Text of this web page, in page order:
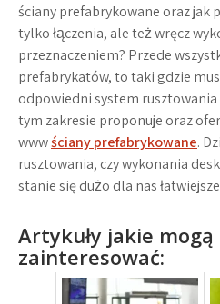
ściany prefabrykowane oraz jak
tylko łączenia, ale też wręcz
przeznaczeniem? Przede
prefabrykatów, to taki gdzie
odpowiedni system
tym zakresie proponuje oraz
wwwściany prefabrykowane.
rusztowania, czy wykonania
stanie się dużo dla nas
Artykuły jakie mogą
zainteresować: